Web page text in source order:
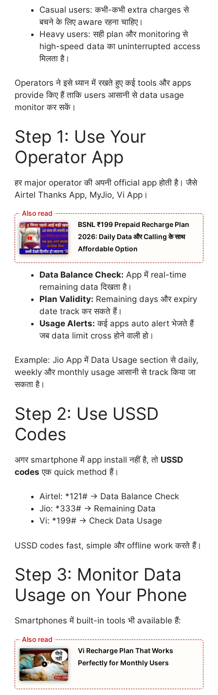
Casual users: कभी-कभी extra charges से
बचने के लिए aware रहना चाहिए।
Heavy users: सही plan और monitoring से
high-speed data का uninterrupted access
मिलता है।
Operators ने इसे ध्यान में रखते हुए कई tools और apps
provide किए हैं ताकि users आसानी से data usage
monitor कर सकें।
Step 1: Use Your
Operator App
हर major operator की अपनी official app होती है। जैसे
Airtel Thanks App, MyJio, Vi App।
BSNL ₹199 Prepaid Recharge Plan
2026: Daily Data और Calling के साथ
Affordable Option
Data Balance Check: App में real-time
remaining data दिखता है।
Plan Validity: Remaining days और expiry
date track कर सकते हैं।
Usage Alerts: कई apps auto alert भेजते हैं
जब data limit cross होने वाली हो।
Example: Jio App में Data Usage section से daily,
weekly और monthly usage आसानी से track किया जा
सकता है।
Step 2: Use USSD
Codes
अगर smartphone में app install नहीं है, तो USSD
codes एक quick method हैं।
Airtel: *121# → Data Balance Check
Jio: *333# → Remaining Data
Vi: *199# → Check Data Usage
USSD codes fast, simple और offline work करते हैं।
Step 3: Monitor Data
Usage on Your Phone
Smartphones में built-in tools भी available हैं:
Vi Recharge Plan That Works
Perfectly for Monthly Users